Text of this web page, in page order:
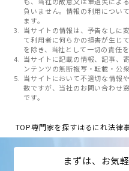
負いません。情報の利用につい
ます。
当サイトの情報は、予告なしに
て利用者に何らかの損害が生じ
を除き、当社として一切の責任を
当サイトに記載の情報、記事、
ンテンツの無断複写・転載・公
当サイトにおいて不適切な情報
数ですが、当社のお問い合わせ
です。
TOP専門家を探すはるにれ法律
まずは、お気